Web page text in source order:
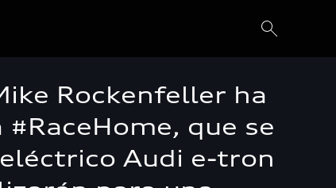
Rockenfeller ha
que se
Audi e-tron